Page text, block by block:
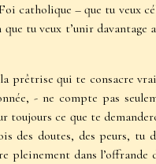
catholique – que tu veux
tu veux t’unir davantage
prêtrise qui te consacre
- ne compte pas
ce que te
des doutes, des peurs, tu
pleinement dans